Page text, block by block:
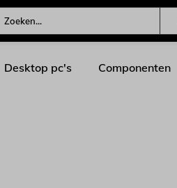
Desktop pc's Componenten